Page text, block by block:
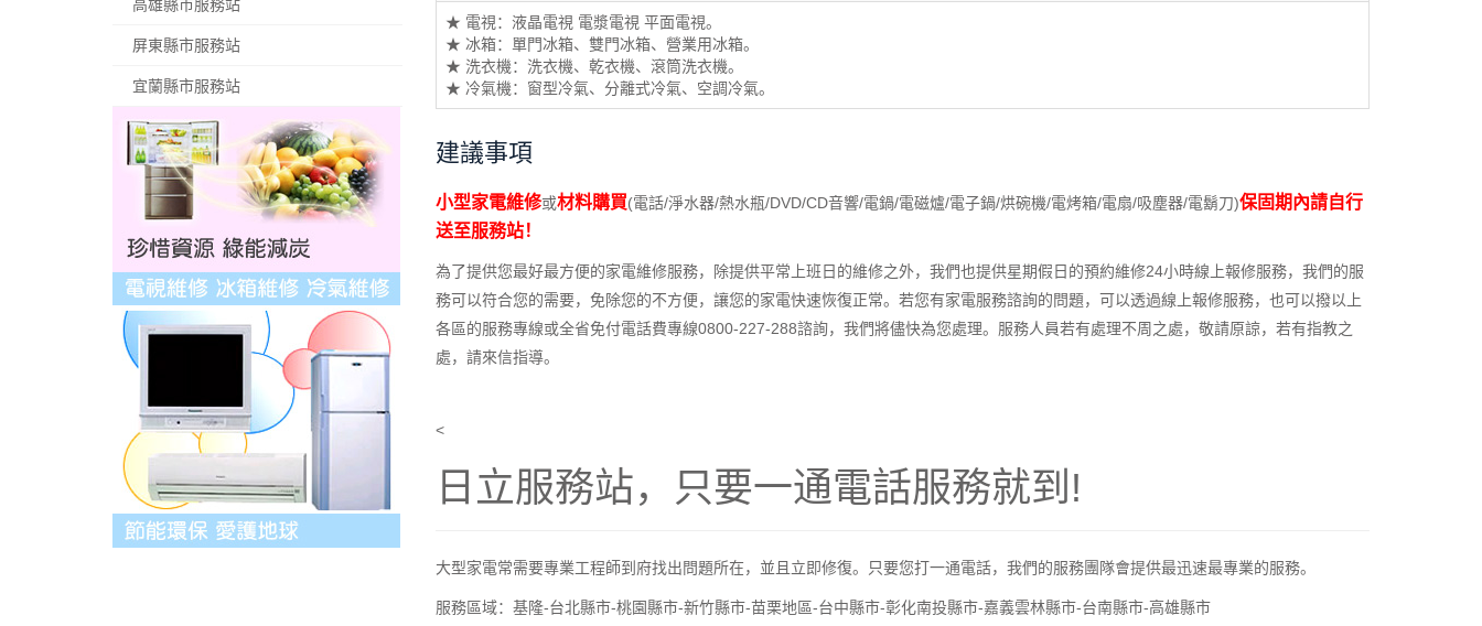
★ 電視：液晶電視 電漿電視 平面電視。
★ 冰箱：單門冰箱、雙門冰箱、營業用冰箱。
★ 洗衣機：洗衣機、乾衣機、滾筒洗衣機。
★ 冷氣機：窗型冷氣、分離式冷氣、空調冷氣。
建議事項
小型家電維修或材料購買(電話/淨水器/熱水瓶/DVD/CD音響/電鍋/電磁爐/電子鍋/烘碗機/電烤箱/電扇/吸塵器/電鬍刀)保固期內請自行
送至服務站！
為了提供您最好最方便的家電維修服務，除提供平常上班日的維修之外，我們也提供星期假日的預約維修24小時線上報修服務，我們的服
務可以符合您的需要，免除您的不方便，讓您的家電快速恢復正常。若您有家電服務諮詢的問題，可以透過線上報修服務，也可以撥以上
各區的服務專線或全省免付電話費專線0800-227-288諮詢，我們將儘快為您處理。服務人員若有處理不周之處，敬請原諒，若有指教之
處，請來信指導。
<
日立服務站，只要一通電話服務就到!
大型家電常需要專業工程師到府找出問題所在，並且立即修復。只要您打一通電話，我們的服務團隊會提供最迅速最專業的服務。
服務區域：基隆-台北縣市-桃園縣市-新竹縣市-苗栗地區-台中縣市-彰化南投縣市-嘉義雲林縣市-台南縣市-高雄縣市
高雄縣市服務站
屏東縣市服務站
宜蘭縣市服務站